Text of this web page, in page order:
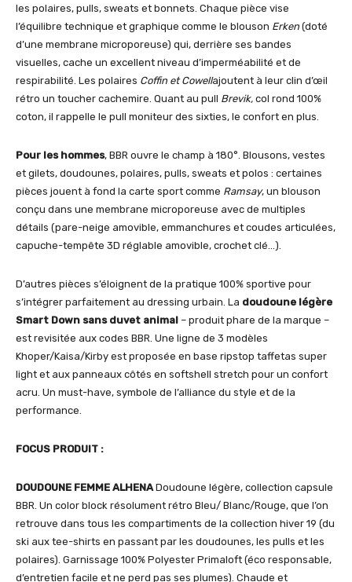
les polaires, pulls, sweats et bonnets. Chaque pièce vise
l’équilibre technique et graphique comme le blouson Erken (doté
d’une membrane microporeuse) qui, derrière ses bandes
visuelles, cache un excellent niveau d’imperméabilité et de
respirabilité. Les polaires Coffin et Cowellajoutent à leur clin d’œil
rétro un toucher cachemire. Quant au pull Brevik, col rond 100%
coton, il rappelle le pull moniteur des sixties, le confort en plus.
Pour les hommes, BBR ouvre le champ à 180°. Blousons, vestes
et gilets, doudounes, polaires, pulls, sweats et polos : certaines
pièces jouent à fond la carte sport comme Ramsay, un blouson
conçu dans une membrane microporeuse avec de multiples
détails (pare-neige amovible, emmanchures et coudes articulées,
capuche-tempête 3D réglable amovible, crochet clé…).
D’autres pièces s’éloignent de la pratique 100% sportive pour
s’intégrer parfaitement au dressing urbain. La doudoune légère
Smart Down sans duvet animal – produit phare de la marque –
est revisitée aux codes BBR. Une ligne de 3 modèles
Khoper/Kaisa/Kirby est proposée en base ripstop taffetas super
light et aux panneaux côtés en softshell stretch pour un confort
acru. Un must-have, symbole de l’alliance du style et de la
performance.
FOCUS PRODUIT :
DOUDOUNE FEMME ALHENADoudoune légère, collection capsule
BBR. Un color block résolument rétro Bleu/ Blanc/Rouge, que l’on
retrouve dans tous les compartiments de la collection hiver 19 (du
ski aux tee-shirts en passant par les doudounes, les pulls et les
polaires). Garnissage 100% Polyester Primaloft (éco responsable,
d’entretien facile et ne perd pas ses plumes). Chaude et